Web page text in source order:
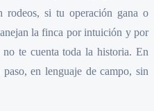
rodeos, si tu operación gana o
la finca por intuición y por
te cuenta toda la historia. En
en lenguaje de campo, sin